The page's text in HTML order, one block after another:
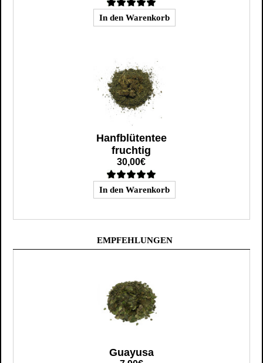
Hanfblütentee
fruchtig
30,00€
EMPFEHLUNGEN
Guayusa